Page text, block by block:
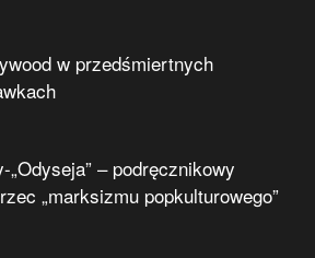
w przedśmiertnych
„Odyseja” – podręcznikowy
„marksizmu popkulturowego”